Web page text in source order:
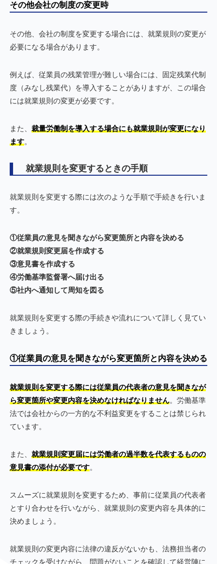
その他会社の制度の変更時
その他、会社の制度を変更する場合には、就業規則の変更が
必要になる場合があります。
例えば、従業員の残業管理が難しい場合には、固定残業代制
度（みなし残業代）を導入することがありますが、この場合
には就業規則の変更が必要です。
また、 裁量労働制を導入する場合にも就業規則が変更になり
ます。
就業規則を変更するときの手順
就業規則を変更する際には次のような手順で手続きを行いま
す。
①従業員の意見を聞きながら変更箇所と内容を決める
②就業規則変更届を作成する
③意見書を作成する
④労働基準監督署へ届け出る
⑤社内へ通知して周知を図る
就業規則を変更する際の手続きや流れについて詳しく見てい
きましょう。
①従業員の意見を聞きながら変更箇所と内容を決める
就業規則を変更する際には従業員の代表者の意見を聞きなが
ら変更箇所や変更内容を決めなければなりません。労働基準
法では会社からの一方的な不利益変更をすることは禁じられ
ています。
また、 就業規則変更届には労働者の過半数を代表するものの
意見書の添付が必要です。
スムーズに就業規則を変更するため、事前に従業員の代表者
とすり合わせを行いながら、就業規則の変更内容を具体的に
決めましょう。
就業規則の変更内容に法律の違反がないかも、法務担当者の
チェックを受けながら、問題がないことを確認して経営陣に